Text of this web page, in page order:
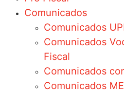
Comunicados
Comunicados
Comunicados
Fiscal
Comunicados
Comunicados